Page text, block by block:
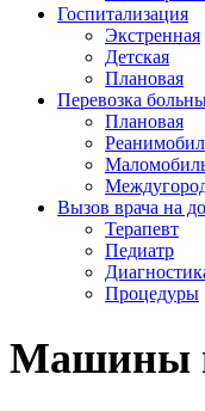
Госпитализация
Экстренная
Детская
Плановая
Перевозка
Плановая
Вызов врача на
Терапевт
Педиатр
Процедуры
Машины